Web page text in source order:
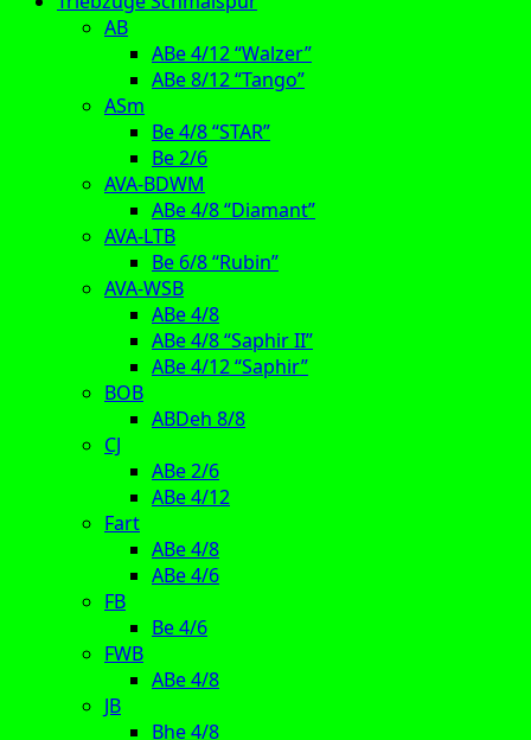
AB
ABe 4/12 “Walzer”
ABe 8/12 “Tango”
ASm
Be 4/8 “STAR”
Be 2/6
AVA-BDWM
ABe 4/8 “Diamant”
AVA-LTB
Be 6/8 “Rubin”
AVA-WSB
ABe 4/8
ABe 4/8 “Saphir II”
ABe 4/12 “Saphir”
BOB
ABDeh 8/8
CJ
ABe 2/6
ABe 4/12
Fart
ABe 4/8
ABe 4/6
FB
Be 4/6
FWB
ABe 4/8
JB
Bhe 4/8